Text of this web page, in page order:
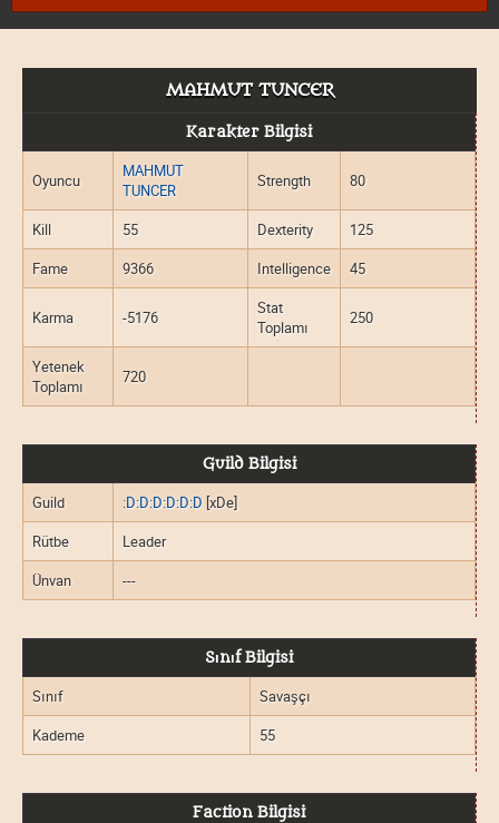
MAHMUT TUNCER
Karakter Bilgisi
Oyuncu
MAHMUT
TUNCER
Strength 80
Kill 55 Dexterity
125
Fame
9366 Intelligence 45
Karma -5176
Stat
Toplamı
250
Yetenek
Toplamı
720
Guild Bilgisi
Guild :D:D:D:D:D:D [xDe]
Rütbe
Leader
Ünvan
---
Sınıf Bilgisi
Sınıf
Savaşçı
Kademe
55
Faction Bilgisi